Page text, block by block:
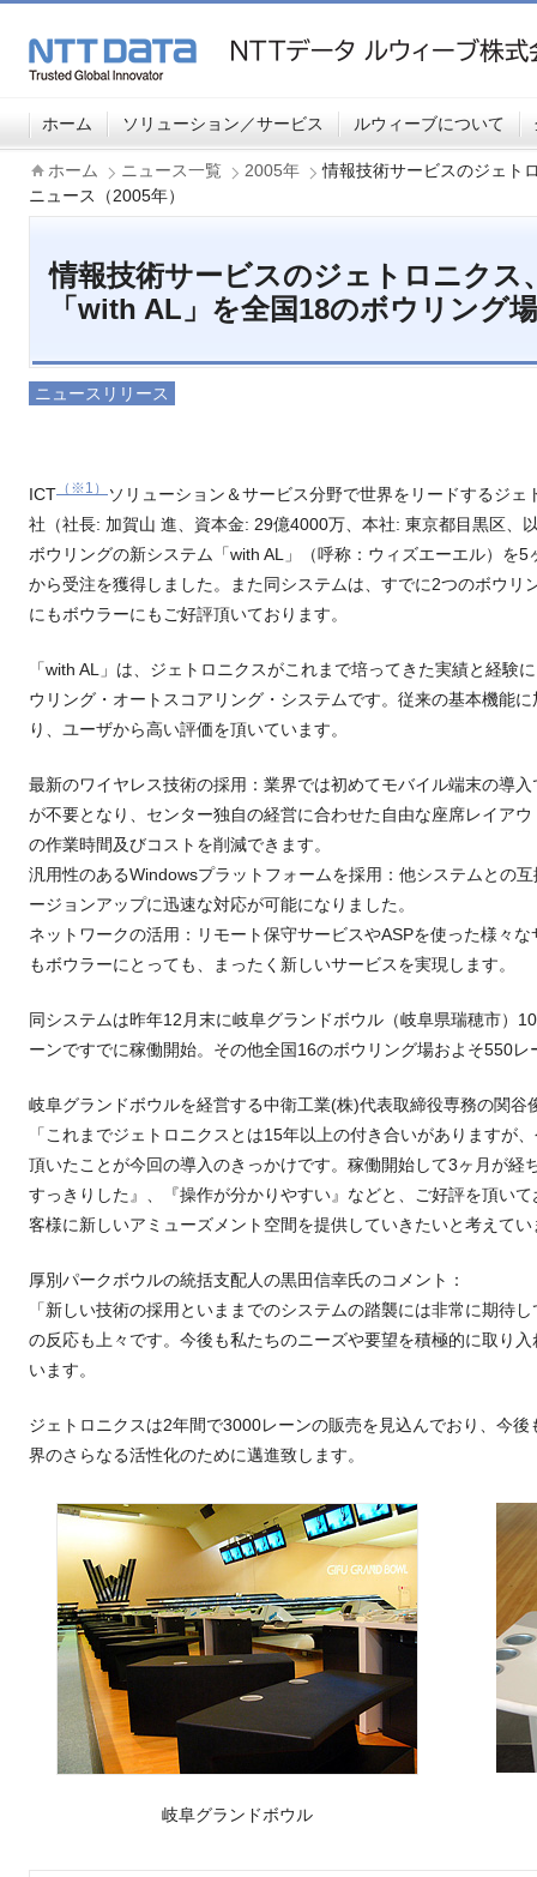
ホーム ソリューション／サービス ルウィーブについて
ホーム ニュース一覧 2005年
情報技術サービスのジェト
ニュース（2005年）
情報技術サービスのジェトロニク
「with AL」を全国18のボウリング
ニュースリリース
ICT （※1）
ソリューション＆サービス分野で世界をリードするジ
社（社長: 加賀山 進、資本金: 29億4000万、本社: 東京都目黒区、
ボウリングの新システム「with AL」（呼称：ウィズエーエル）を
から受注を獲得しました。また同システムは、すでに2つのボウリ
にもボウラーにもご好評頂いております。
「with AL」は、ジェトロニクスがこれまで培ってきた実績と経験
ウリング・オートスコアリング・システムです。従来の基本機能
り、ユーザから高い評価を頂いています。
最新のワイヤレス技術の採用：業界では初めてモバイル端末の導
が不要となり、センター独自の経営に合わせた自由な座席レイア
の作業時間及びコストを削減できます。
汎用性のあるWindowsプラットフォームを採用：他システムとの
ージョンアップに迅速な対応が可能になりました。
ネットワークの活用：リモート保守サービスやASPを使った様々
もボウラーにとっても、まったく新しいサービスを実現します。
同システムは昨年12月末に岐阜グランドボウル（岐阜県瑞穂市）
ーンですでに稼働開始。その他全国16のボウリング場およそ550
岐阜グランドボウルを経営する中衛工業(株)代表取締役専務の関谷
「これまでジェトロニクスとは15年以上の付き合いがありますが
頂いたことが今回の導入のきっかけです。稼働開始して3ヶ月が経
すっきりした』、『操作が分かりやすい』などと、ご好評を頂い
客様に新しいアミューズメント空間を提供していきたいと考えてい
厚別パークボウルの統括支配人の黒田信幸氏のコメント：
「新しい技術の採用といままでのシステムの踏襲には非常に期待
の反応も上々です。今後も私たちのニーズや要望を積極的に取り
います。
ジェトロニクスは2年間で3000レーンの販売を見込んでおり、今
界のさらなる活性化のために邁進致します。
岐阜グランドボウル